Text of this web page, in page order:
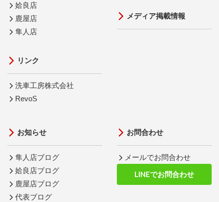
姶良店
鹿屋店
隼人店
リンク
洗車工房株式会社
RevoS
メディア掲載情報
お知らせ
隼人店ブログ
姶良店ブログ
鹿屋店ブログ
代表ブログ
お問合わせ
メールでお問合わせ
LINEでお問合わせ